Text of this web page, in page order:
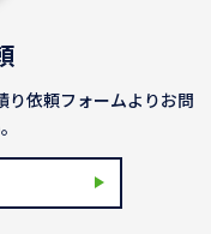
り依頼フォームよりお問